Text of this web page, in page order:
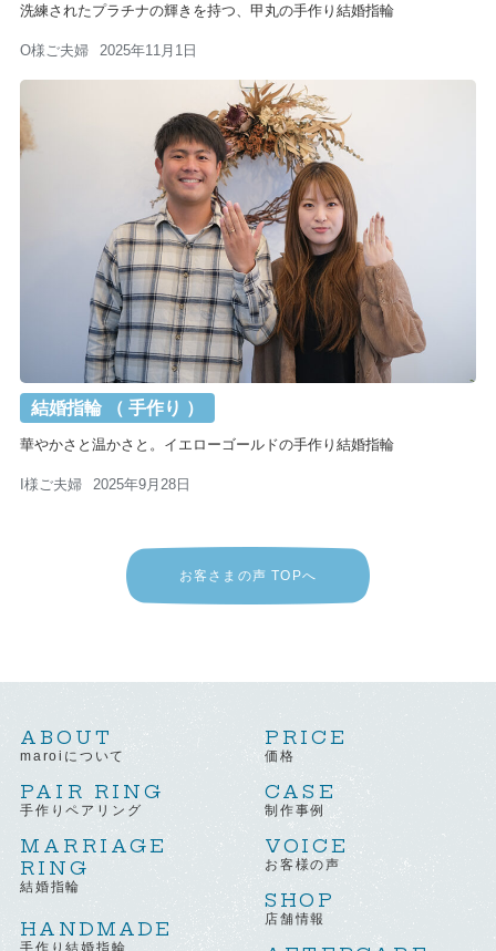
洗練されたプラチナの輝きを持つ、甲丸の手作り結婚指輪
O様ご夫婦 2025年11月1日
結婚指輪 （ 手作り ）
華やかさと温かさと。イエローゴールドの手作り結婚指輪
I様ご夫婦 2025年9月28日
お客さまの声 TOPへ
ABOUT
maroiについて
PAIR RING
手作りペアリング
MARRIAGE
RING
結婚指輪
HANDMADE
PRICE
価格
CASE
制作事例
VOICE
お客様の声
SHOP
店舗情報